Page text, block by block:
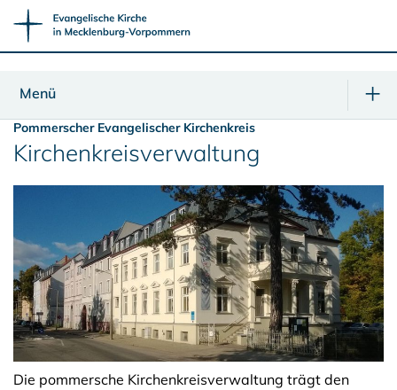
Menü
Pommerscher Evangelischer Kirchenkreis
Kirchenkreisverwaltung
Die pommersche Kirchenkreisverwaltung trägt den